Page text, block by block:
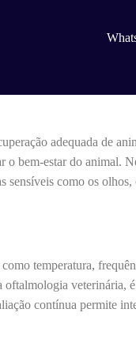
adequada de
o bem-estar do animal.
sensíveis como os olhos,
temperatura,
oftalmologia veterinária,
contínua permite